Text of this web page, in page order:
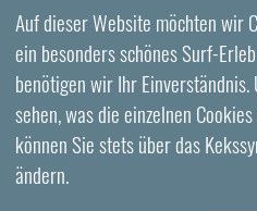
Auf dieser Website möchten wir
ein besonders schönes Surf-
benötigen wir Ihr Einverständnis.
sehen, was die einzelnen
können Sie stets über das
ändern.